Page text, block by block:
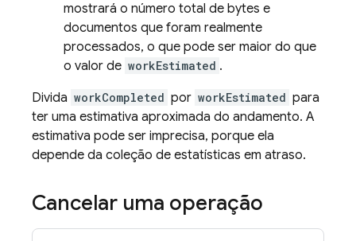
mostrará o número total de bytes e
documentos que foram realmente
processados, o que pode ser maior do que
o valor de workEstimated .
Divida workCompleted por workEstimated para
ter uma estimativa aproximada do andamento. A
estimativa pode ser imprecisa, porque ela
depende da coleção de estatísticas em atraso.
Cancelar uma operação